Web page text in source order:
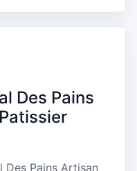
Des Pains
Des Pains Artisan